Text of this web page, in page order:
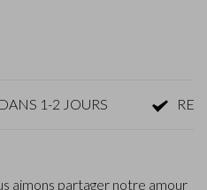
1-2 JOURS
aimons partager notre amour